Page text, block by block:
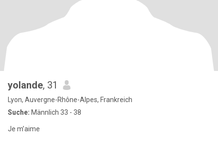
yolande, 31
Lyon, Auvergne-Rhône-Alpes, Frankreich
Suche: Männlich 33 - 38
Je m’aime